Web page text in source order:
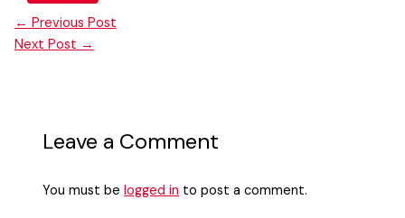
← Previous Post
Next Post →
Leave a Comment
You must belogged in to post a comment.